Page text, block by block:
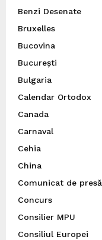
Benzi Desenate
Bruxelles
Bucovina
București
Bulgaria
Calendar Ortodox
Canada
Carnaval
Cehia
China
Comunicat de presă
Concurs
Consilier MPU
Consiliul Europei